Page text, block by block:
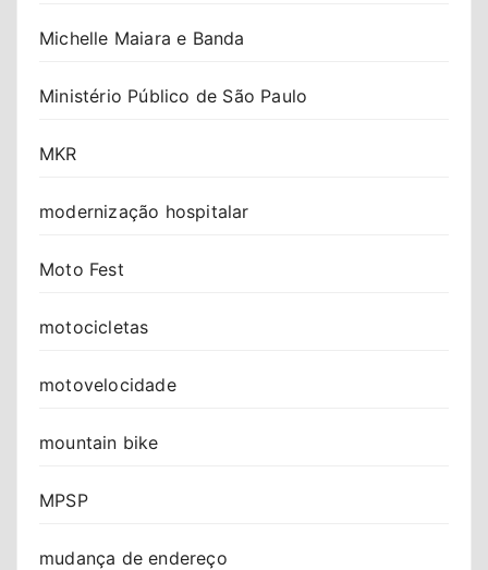
Michelle Maiara e Banda
Ministério Público de São Paulo
MKR
modernização hospitalar
Moto Fest
motocicletas
motovelocidade
mountain bike
MPSP
mudança de endereço